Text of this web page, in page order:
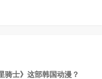
骑士》这部韩国动漫？